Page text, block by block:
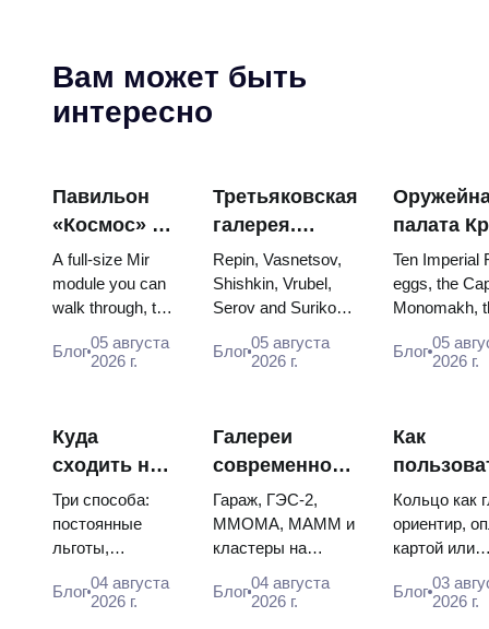
Вам может быть
интересно
Павильон
«Космос» на
ВДНХ:
внутри
самой
большой
космической
A full-size Mir
module you can
walk through, the
model, scorched
flight...
Блог05 августа
2026 г.
Третьяковская
галерея.
Шедевры:
картины, ради
которых стоит
строить
планы
Repin, Vasnetsov,
Shishkin, Vrubel,
Serov and Surikov
stop people, where
Блог05 августа
2026 г.
палата
яйца
троны и
одеяния
Ten Imperial
eggs, the
Monomakh,
boy tsars
Блог 05
2026 г.
Куда
сходить на
искусство в
Москве
бесплатно
Три способа:
постоянные
льготы,
и площадки со
Блог04 августа
2026 г.
Галереи
современного
искусства в
Москве: где
смотреть и
сколько стоит
Гараж, ГЭС-2,
ММОМА, МАММ и
кластеры на
часы, метро. Где
Блог04 августа
2026 г.
Как
метро
схема,
Кольцо как
ориентир,
картой или
указатели
Блог 03
2026 г.